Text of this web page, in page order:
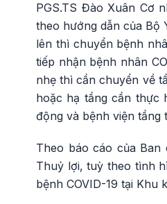
PGS.TS Đào Xuân Cơ
theo hướng dẫn của Bộ
lên thì chuyển bệnh
tiếp nhận bệnh nhân
nhẹ thì cần chuyển về
hoặc hạ tầng cần thực
động và bệnh viện tầng
Theo báo cáo của
Thuỷ lợi, tuỳ theo tình
bệnh COVID-19 tại Khu